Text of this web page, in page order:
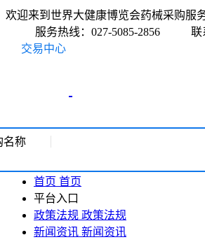
欢迎来到世界大健康博览会药械采购服
服务热线：027-5085-2856
联
交易中心
名称
首页 首页
平台入口
政策法规 政策法规
新闻资讯 新闻资讯